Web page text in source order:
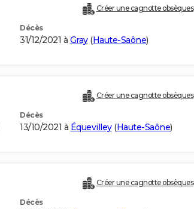
Créer une cagnotte obsèques
Décès
31/12/2021 à Gray(Haute-Saône)
Créer une cagnotte obsèques
Décès
13/10/2021 à Équevilley(Haute-Saône)
Créer une cagnotte obsèques
Décès